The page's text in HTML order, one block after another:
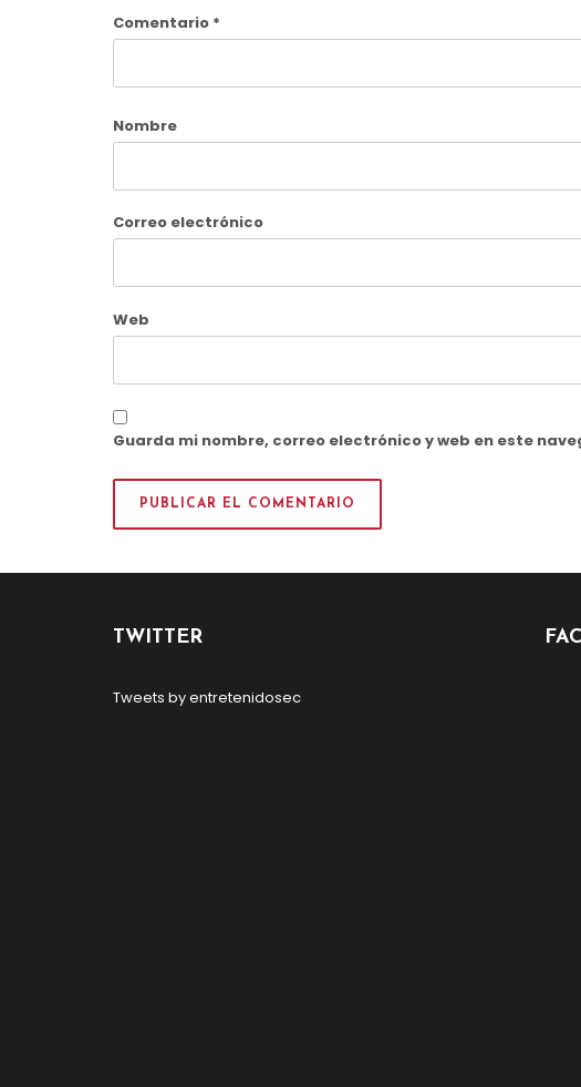
Comentario *
Nombre
Correo electrónico
Web
Guarda mi nombre, correo electrónico y web en este
TWITTER
Tweets by entretenidosec